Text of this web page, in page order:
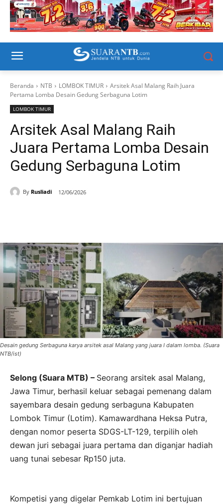
Beranda NTB LOMBOK TIMUR
Arsitek Asal Malang Raih Juara
Pertama Lomba Desain Gedung Serbaguna Lotim
LOMBOK TIMUR
Arsitek Asal Malang Raih
Juara Pertama Lomba Desain
Gedung Serbaguna Lotim
By Rusliadi 12/06/2026
Desain gedung Serbaguna karya arsitek asal Malang yang juara I dalam lomba. (Suara
NTB/ist)
Selong (Suara MTB) – Seorang arsitek asal Malang,
Jawa Timur, berhasil keluar sebagai pemenang dalam
sayembara desain gedung serbaguna Kabupaten
Lombok Timur (Lotim). Kamawardhana Heksa Putra,
dengan nomor peserta SDGS-LT-129, terpilih oleh
dewan juri sebagai juara pertama dan diganjar hadiah
uang tunai sebesar Rp150 juta.
Kompetisi yang digelar Pemkab Lotim ini bertujuan